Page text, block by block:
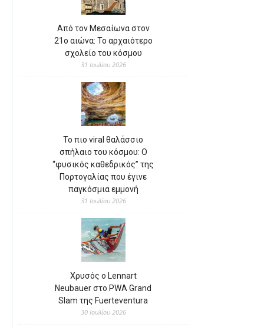
Από τον Μεσαίωνα στον
21ο αιώνα: Το αρχαιότερο
σχολείο του κόσμου
31 Ιουλίου 2026
Το πιο viral θαλάσσιο
σπήλαιο του κόσμου: Ο
“φυσικός καθεδρικός” της
Πορτογαλίας που έγινε
παγκόσμια εμμονή
31 Ιουλίου 2026
Χρυσός ο Lennart
Neubauer στο PWA Grand
Slam της Fuerteventura
30 Ιουλίου 2026